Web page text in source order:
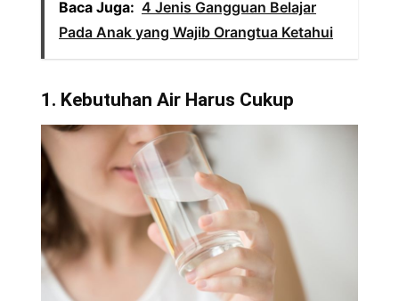
Baca Juga: 4 Jenis Gangguan Belajar
Pada Anak yang Wajib Orangtua Ketahui
1. Kebutuhan Air Harus Cukup